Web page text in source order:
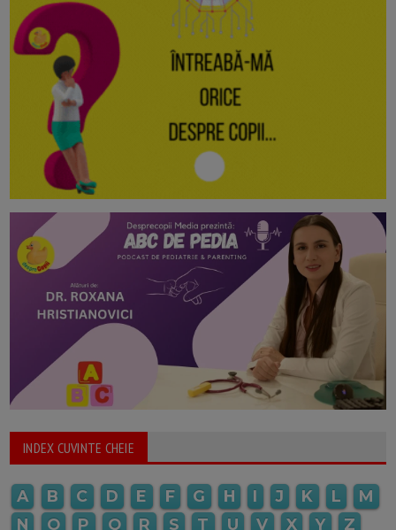
INDEX CUVINTE CHEIE
A B C D E F G H I J K L
M
N
O P Q R S T U V X Y Z